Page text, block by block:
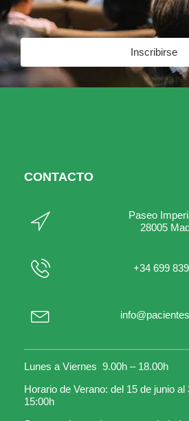
Inscribirse
CONTACTO
Paseo
28005
+34 699
Lunes a Viernes 9.00h – 18.00h
Horario de Verano: del 15 de junio
15:00h